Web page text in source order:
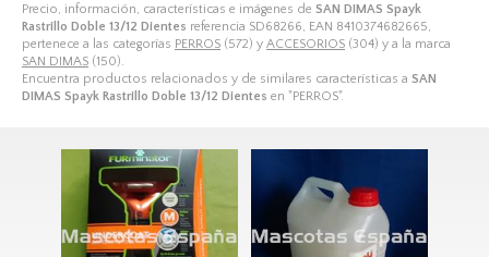
Precio, información, características e imágenes de SAN DIMAS Spayk
Rastrillo Doble 13/12 Dientes referencia SD68266, EAN 8410374682665,
pertenece a las categorías PERROS (572) y ACCESORIOS (304) y a la marca
SAN DIMAS (150).
Encuentra productos relacionados y de similares características a SAN
DIMAS Spayk Rastrillo Doble 13/12 Dientes en "PERROS".